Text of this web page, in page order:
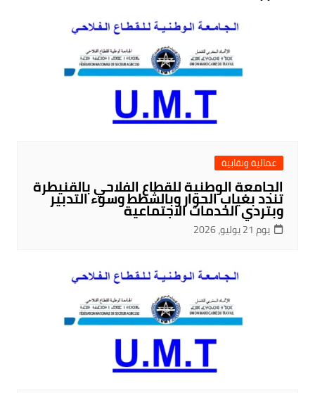
عمالية ونقابية
الجامعة الوطنية للقطاع الفلاحي بالقنيطرة
تندد بغياب الحوار وبالشطط وسوء التدبير
وبتردي الخدمات الاجتماعية
يوم 21 يوليو، 2026